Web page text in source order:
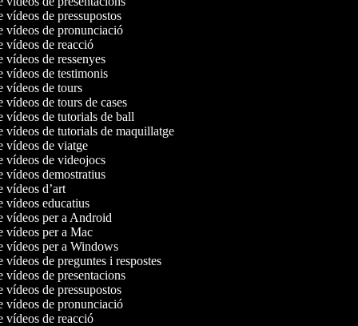
vídeos de pressupostos
vídeos de pronunciació
vídeos de reacció
vídeos de ressenyes
vídeos de testimonis
vídeos de tours
vídeos de tours de cases
vídeos de tutorials de ball
vídeos de tutorials de maquillatge
vídeos de viatge
vídeos de videojocs
vídeos demostratius
vídeos d’art
vídeos educatius
vídeos per a Android
vídeos per a Mac
vídeos per a Windows
vídeos de preguntes i respostes
vídeos de presentacions
vídeos de pressupostos
vídeos de pronunciació
vídeos de reacció